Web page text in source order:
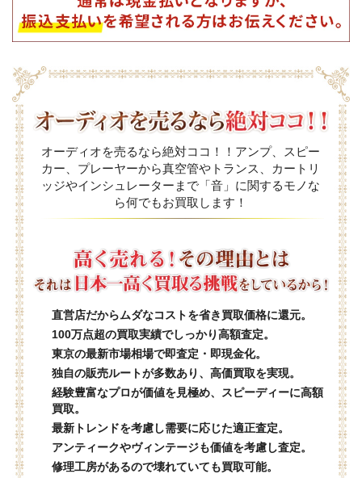
オーディオを売るなら絶対ココ！！アンプ、スピー
カー、プレーヤーから真空管やトランス、カートリ
ッジやインシュレーターまで「音」に関するモノな
ら何でもお買取します！
直営店だからムダなコストを省き買取価格に還元。
100万点超の買取実績でしっかり高額査定。
東京の最新市場相場で即査定・即現金化。
独自の販売ルートが多数あり、高価買取を実現。
経験豊富なプロが価値を見極め、スピーディーに高額
買取。
最新トレンドを考慮し需要に応じた適正査定。
アンティークやヴィンテージも価値を考慮し査定。
修理工房があるので壊れていても買取可能。